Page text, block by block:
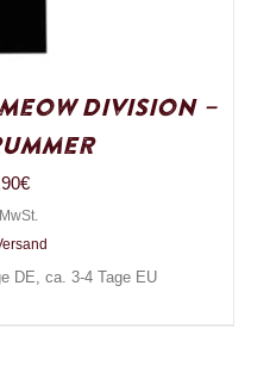
Division –
€
DE, ca. 3-4 Tage EU